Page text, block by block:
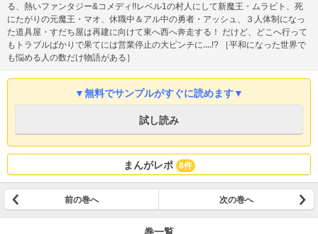
る、熱いファンタジー&コメディ!!レベル1の村人にして新魔王・ムラビト、死
にたがりの元魔王・マオ、休職中＆アル中の勇者・アッシュ、３人体制になっ
た道具屋・すだち屋は再建に向けて東へ西へ奔走する！ だけど、どこへ行って
もトラブルばかりで果てには営業停止の大ピンチに‥‥!? ［平和になった世界で
も悩める人の数だけ物語がある］
▼無料でサンプルがすぐに読めます▼
試し読み
まんがレポ 8件
前の巻へ 次の巻へ